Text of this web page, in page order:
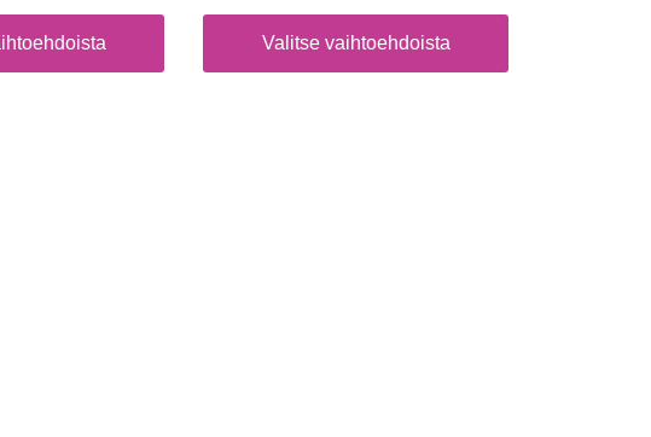
Valitse vaihtoehdoista